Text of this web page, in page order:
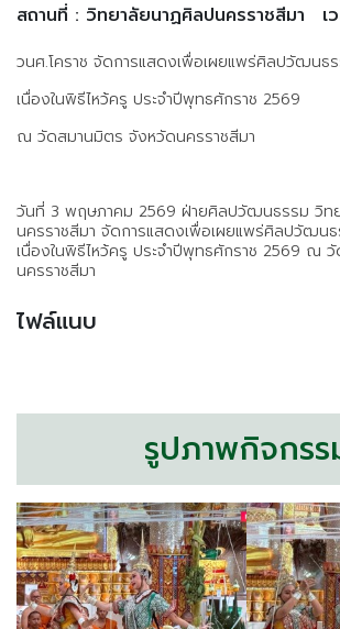
สถานที่ : วิทยาลัยนาฏศิลปนครราชสีมา เ
วนศ.โคราช จัดการแสดงเพื่อเผยแพร่ศิลปวัฒนธ
เนื่องในพิธีไหว้ครู ประจำปีพุทธศักราช 2569
ณ วัดสมานมิตร จังหวัดนครราชสีมา
วันที่ 3 พฤษภาคม 2569 ฝ่ายศิลปวัฒนธรรม วิท
นครราชสีมา จัดการแสดงเพื่อเผยแพร่ศิลปวัฒน
เนื่องในพิธีไหว้ครู ประจำปีพุทธศักราช 2569 ณ
นครราชสีมา
ไฟล์แนบ
รูปภาพกิจกรร